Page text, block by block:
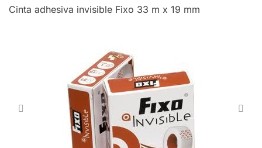
Cinta adhesiva invisible Fixo 33 m x 19 mm